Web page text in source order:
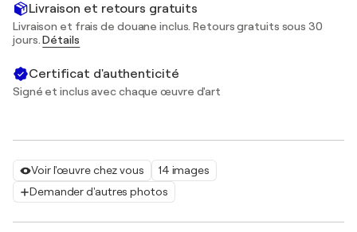
Voir l'œuvre chez vous
14 images
Demander d'autres photos
Livraison et retours gratuits
Livraison et frais de douane inclus. Retours gratuits sous 30
jours.Détails
Certificat d'authenticité
Signé et inclus avec chaque œuvre d'art